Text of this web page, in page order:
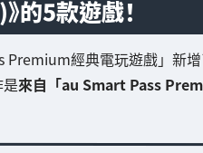
的5款遊戲！
Premium經典電玩遊戲」新
來自「au Smart Pass